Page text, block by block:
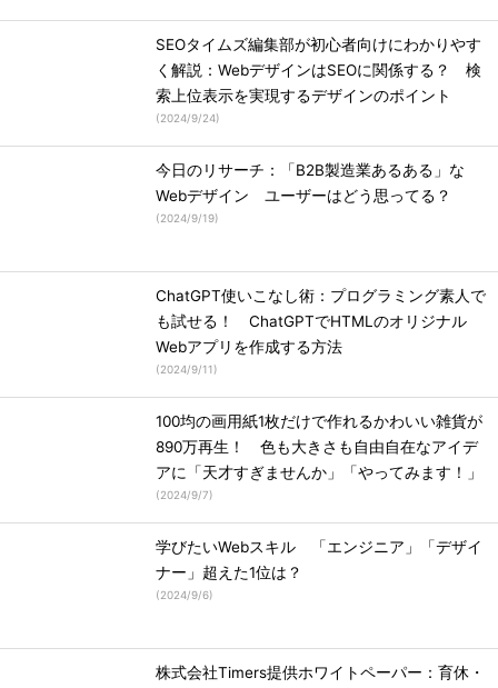
SEOタイムズ編集部が初心者向けにわかりやす
く解説：WebデザインはSEOに関係する？ 検
索上位表示を実現するデザインのポイント
(2024/9/24)
今日のリサーチ：「B2B製造業あるある」な
Webデザイン ユーザーはどう思ってる？
(2024/9/19)
ChatGPT使いこなし術：プログラミング素人で
も試せる！ ChatGPTでHTMLのオリジナル
Webアプリを作成する方法
(2024/9/11)
100均の画用紙1枚だけで作れるかわいい雑貨が
890万再生！ 色も大きさも自由自在なアイデ
アに「天才すぎませんか」「やってみます！」
(2024/9/7)
学びたいWebスキル 「エンジニア」「デザイ
ナー」超えた1位は？
(2024/9/6)
株式会社Timers提供ホワイトペーパー：育休・